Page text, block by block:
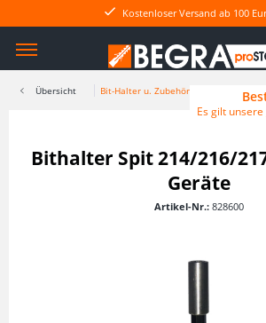
Kostenloser Versand ab 100
Übersicht Bit-Halter u. Zubehör
Bithalter Spit 214/216/
Geräte
Artikel-Nr.: 828600
Es gilt unsere